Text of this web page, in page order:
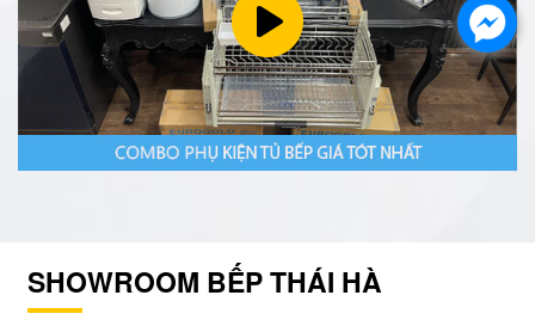
SHOWROOM BẾP THÁI HÀ